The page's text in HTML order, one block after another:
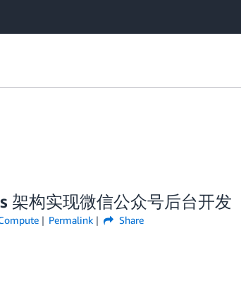
架构实现微信公众号后台开发
Permalink Share